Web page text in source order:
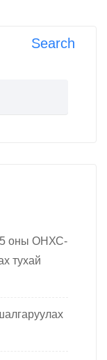
Search
оны ОНХС-
тухай